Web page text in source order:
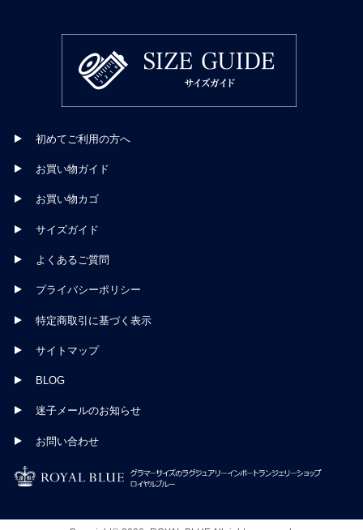
初めてご利用の方へ
お買い物ガイド
お買い物カゴ
サイズガイド
よくあるご質問
プライバシーポリシー
特定商取引に基づく表示
サイトマップ
BLOG
迷子メールのお知らせ
お問い合わせ